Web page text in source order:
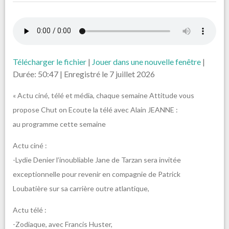
Télécharger le fichier | Jouer dans une nouvelle fenêtre |
Durée: 50:47 | Enregistré le 7 juillet 2026
« Actu ciné, télé et média, chaque semaine Attitude vous
propose Chut on Ecoute la télé avec Alain JEANNE :
au programme cette semaine
Actu ciné :
-Lydie Denier l’inoubliable Jane de Tarzan sera invitée
exceptionnelle pour revenir en compagnie de Patrick
Loubatière sur sa carrière outre atlantique,
Actu télé :
-Zodiaque, avec Francis Huster,